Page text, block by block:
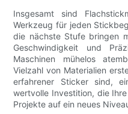
Insgesamt sind
Werkzeug für jeden
die nächste Stufe bringen
Geschwindigkeit und
Maschinen mühelos
Vielzahl von Materialien
erfahrener Sticker sind,
wertvolle Investition, die
Projekte auf ein neues